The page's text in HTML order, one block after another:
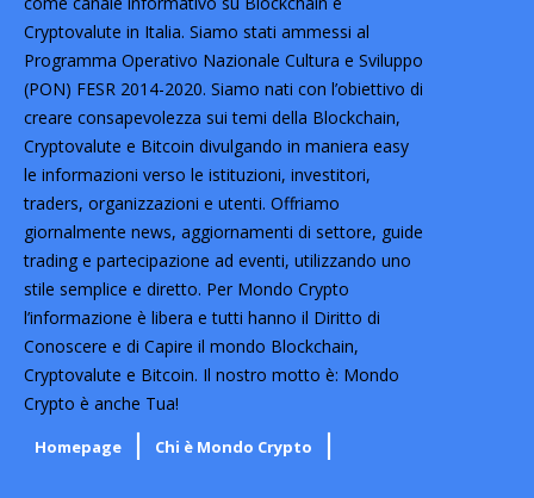
Cryptovalute in Italia. Siamo stati ammessi al
Programma Operativo Nazionale Cultura e Sviluppo
(PON) FESR 2014-2020. Siamo nati con l’obiettivo di
creare consapevolezza sui temi della Blockchain,
Cryptovalute e Bitcoin divulgando in maniera easy
le informazioni verso le istituzioni, investitori,
traders, organizzazioni e utenti. Offriamo
giornalmente news, aggiornamenti di settore, guide
trading e partecipazione ad eventi, utilizzando uno
stile semplice e diretto. Per Mondo Crypto
l’informazione è libera e tutti hanno il Diritto di
Conoscere e di Capire il mondo Blockchain,
Cryptovalute e Bitcoin. Il nostro motto è: Mondo
Crypto è anche Tua!
Homepage Chi è Mondo Crypto